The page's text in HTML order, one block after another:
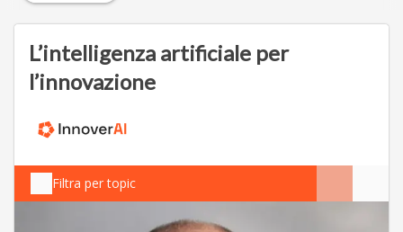
L’intelligenza artificiale per
l’innovazione
Filtra per topic